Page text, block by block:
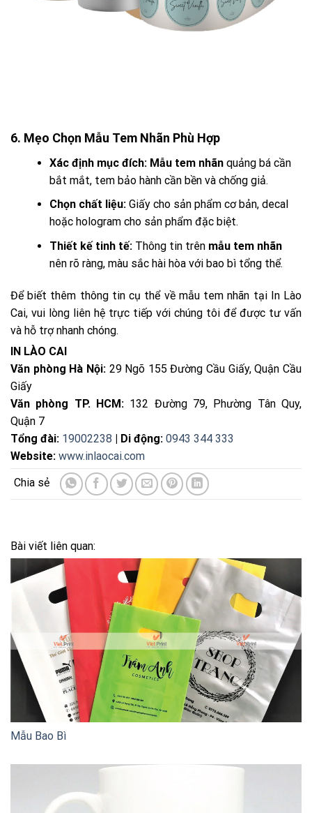
6. Mẹo Chọn Mẫu Tem Nhãn Phù Hợp
Xác định mục đích: Mẫu tem nhãnquảng bá cần
bắt mắt, tem bảo hành cần bền và chống giả.
Chọn chất liệu:Giấy cho sản phẩm cơ bản, decal
hoặc hologram cho sản phẩm đặc biệt.
Thiết kế tinh tế:Thông tin trên mẫu tem nhãn
nên rõ ràng, màu sắc hài hòa với bao bì tổng thể.
Để biết thêm thông tin cụ thể về mẫu tem nhãn tại In Lào
Cai, vui lòng liên hệ trực tiếp với chúng tôi để được tư vấn
và hỗ trợ nhanh chóng.
IN LÀO CAI
Văn phòng Hà Nội: 29 Ngõ 155 Đường Cầu Giấy, Quận Cầu
Giấy
Văn phòng TP. HCM: 132 Đường 79, Phường Tân Quy,
Quận 7
Tổng đài: 19002238 | Di động: 0943 344 333
Website: www.inlaocai.com
Bài viết liên quan:
Mẫu Bao Bì